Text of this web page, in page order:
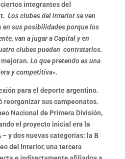
integrantes del
. Los clubes del interior se ven
en sus posibilidades porque los
van a jugar a Capital y en
clubes pueden contratarlos.
. Lo que pretendo es una
y competitiva».
para el deporte argentino.
reorganizar sus campeonatos.
Nacional de Primera División,
el proyecto inicial era la
y dos nuevas categorías: la B
del Interior, una tercera